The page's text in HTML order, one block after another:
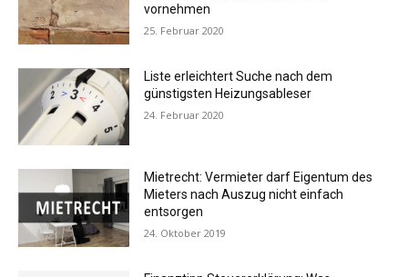
vornehmen
25. Februar 2020
Liste erleichtert Suche nach dem
günstigsten Heizungsableser
24. Februar 2020
Mietrecht: Vermieter darf Eigentum des
Mieters nach Auszug nicht einfach
entsorgen
24. Oktober 2019